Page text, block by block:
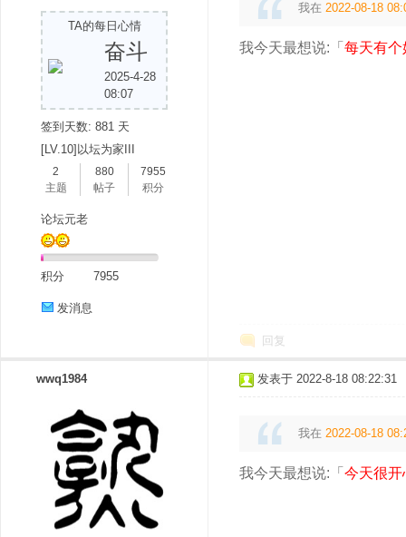
TA的每日心情
奋斗
2025-4-28
08:07
签到天数: 881 天
[LV.10]以坛为家III
2
主题
880
帖子
7955
积分
论坛元老
积分 7955
发消息
我在 2022-08-18
我今天最想说:「 每天有个
回复
wwq1984 发表于 2022-8-18 08:22:31
我在 2022-08-18
我今天最想说:「 今天很开